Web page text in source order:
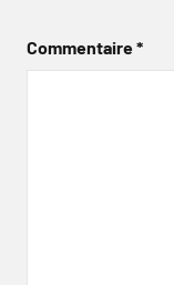
Commentaire*